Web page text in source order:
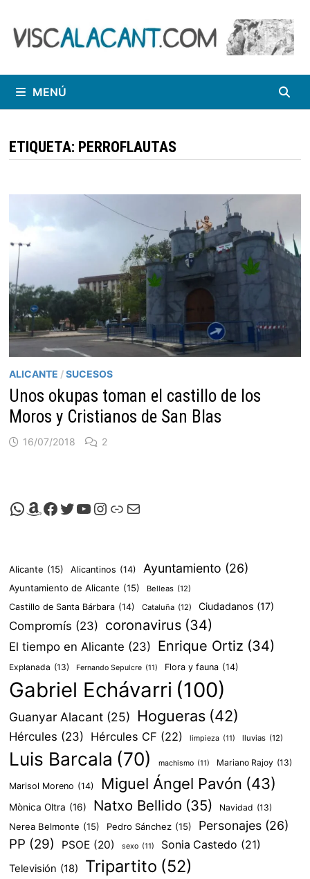
contenido
MENÚ
ETIQUETA: PERROFLAUTAS
ALICANTE /SUCESOS
Unos okupas toman el castillo de los
Moros y Cristianos de San Blas
16/07/2018 2
Canal de Whatsapp de Viscalacant
Comprar en Amazon
Facebook de Viscalacant
Twitter de Viscalacant
Canal de Youtube de Viscalacant
Instagram de Viscalacant
Viscalacant en Polkaverse
Correo electrónico
Alicante (15) Alicantinos (14) Ayuntamiento (26)
Ayuntamiento de Alicante (15) Belleas (12)
Castillo de Santa Bárbara (14) Cataluña (12) Ciudadanos (17)
Compromís (23) coronavirus (34)
El tiempo en Alicante (23) Enrique Ortiz (34)
Explanada (13) Fernando Sepulcre (11) Flora y fauna (14)
Gabriel Echávarri (100)
Guanyar Alacant (25) Hogueras (42)
Hércules (23) Hércules CF (22) limpieza (11) lluvias (12)
Luis Barcala (70) machismo (11) Mariano Rajoy (13)
Marisol Moreno (14) Miguel Ángel Pavón (43)
Mònica Oltra (16) Natxo Bellido (35) Navidad (13)
Nerea Belmonte (15) Pedro Sánchez (15) Personajes (26)
PP (29) PSOE (20) sexo (11) Sonia Castedo (21)
Televisión (18) Tripartito (52)